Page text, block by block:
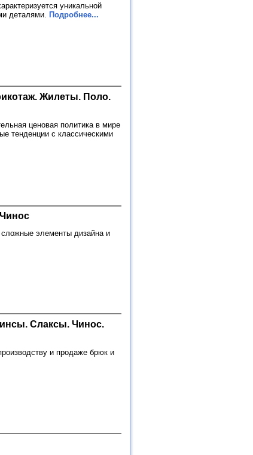
уникальной
деталями. Подробнее...
Жилеты. Поло.
ценовая политика в мире
тенденции с классическими
элементы дизайна и
Слаксы. Чинос.
и продаже брюк и